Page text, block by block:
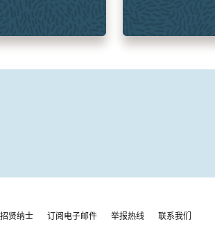
招贤纳士 订阅电子邮件 举报热线 联系我们